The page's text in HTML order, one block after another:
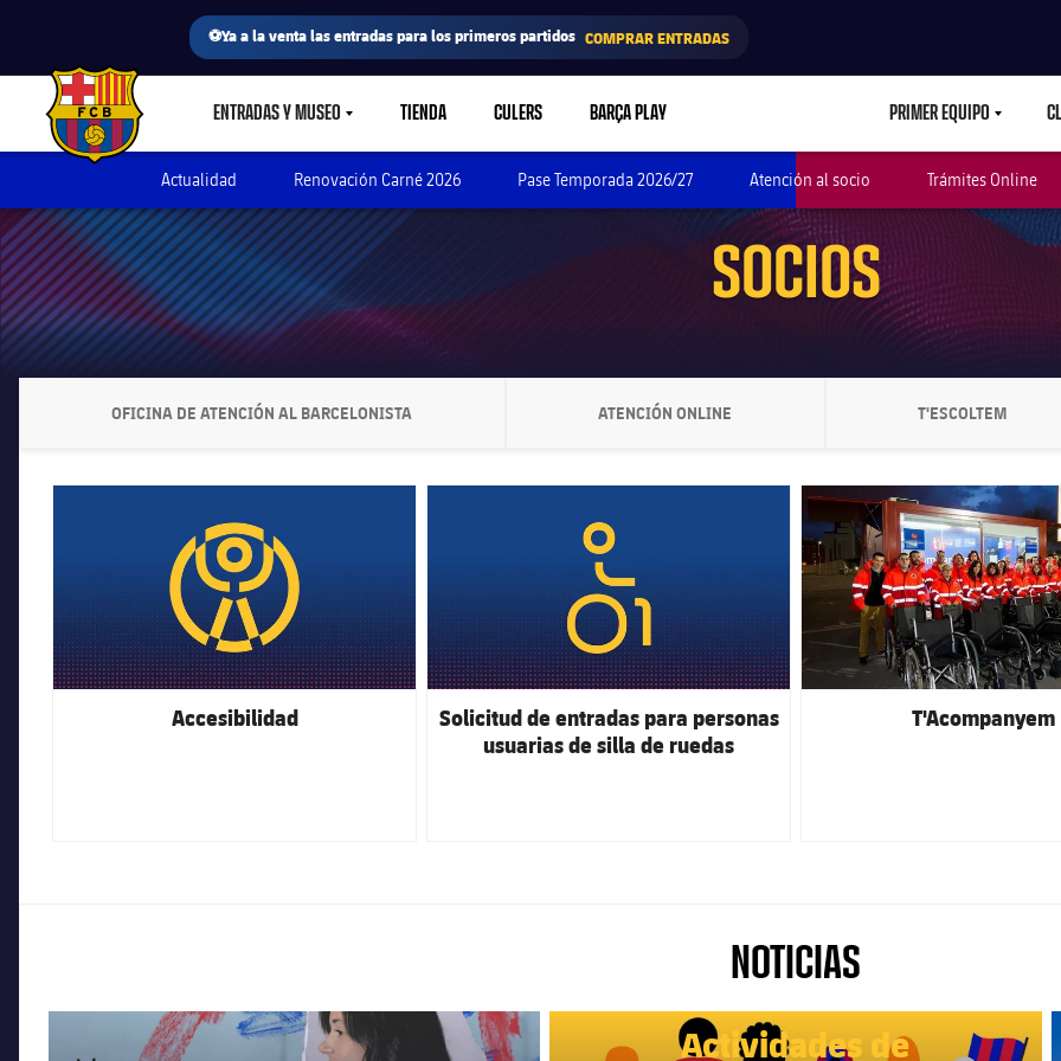
⚽Ya a la venta las entradas para los primeros partidos COMPRAR ENTRADAS
FC Barcelona club badge ENTRADAS Y MUSEOLABEL.SHARE.CARETDOWN
TIENDA CULERS BARÇA PLAY PRIMER EQUIPO
Actualidad Renovación Carné 2026 Pase Temporada 2026/27 Atención al socio Trámites Online
SOCIOS
OFICINA DE ATENCIÓN AL BARCELONISTA
LABEL.ARIA.CHEVRONRIGHT
ATENCIÓN ONLINE
LABEL.ARIA.CHEVRONRIGHT
T'ESCOLTEM
Accesibilidad
Solicitud de entradas para personas
usuarias de silla de ruedas
FC Barcelona club badge
T'Acompanyem
NOTICIAS
FC Barcelona club badge FC Barcelona club badgeActividades de